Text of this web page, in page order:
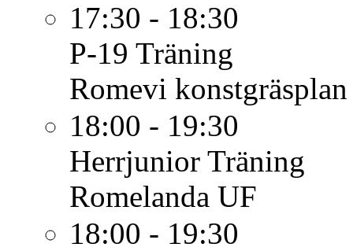
17:30 - 18:30
P-19 Träning
Romevi konstgräsplan
18:00 - 19:30
Herrjunior Träning
Romelanda UF
18:00 - 19:30